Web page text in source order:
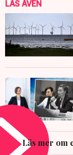
LÄS ÄVEN
Läs mer om